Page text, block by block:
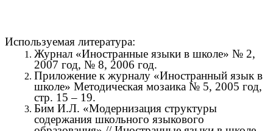
Используемая литература:
Журнал «Иностранные языки в школе» № 2,
2007 год, № 8, 2006 год.
Приложение к журналу «Иностранный язык в
школе» Методическая мозаика № 5, 2005 год,
стр. 15 – 19.
Бим И.Л. «Модернизация структуры
содержания школьного языкового